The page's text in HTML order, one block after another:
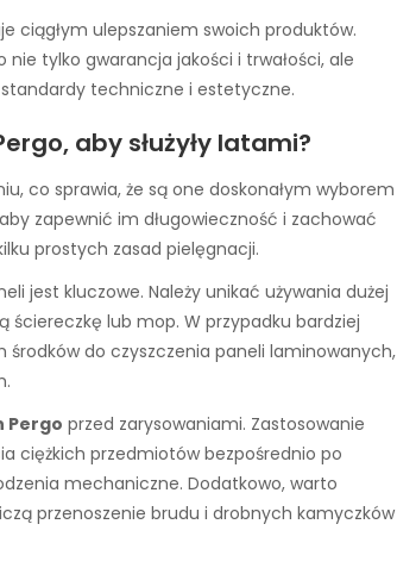
ciągłym ulepszaniem swoich produktów.
nie tylko gwarancja jakości i trwałości, ale
standardy techniczne i estetyczne.
aby służyły latami?
co sprawia, że są one doskonałym wyborem
zapewnić im długowieczność i zachować
prostych zasad pielęgnacji.
jest kluczowe. Należy unikać używania dużej
lub mop. W przypadku bardziej
do czyszczenia paneli laminowanych,
Pergo przed zarysowaniami. Zastosowanie
ciężkich przedmiotów bezpośrednio po
mechaniczne. Dodatkowo, warto
przenoszenie brudu i drobnych kamyczków